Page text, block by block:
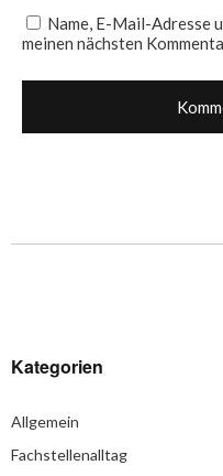
Name, E-Mail-Adresse
meinen nächsten
Kategorien
Allgemein
Fachstellenalltag